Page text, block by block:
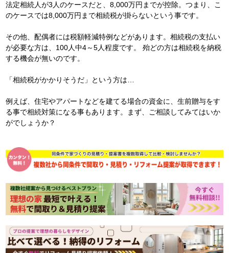
法定相続人が3人のケースだと、8,000万円までが控除。つまり、こ
のケースでは8,000万円まで相続税が掛らないという事です。
その他、配偶者には税額軽減特例などがあります。相続税の支払い
が必要な方は、100人中4～5人程度です。 殆どの方は相続税を納税
する機会が無いのです。
「相続税がかかりそうだ」という方は…
例えば、住宅やアパートなどを建てる場合の資金に、生前贈与をす
る事で相続対策になる事もあります。まず、ご相談してみてはいか
がでしょうか？